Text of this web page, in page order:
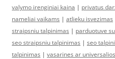
valymo irenginiai kaina | privatus
nameliai vaikams | atlieku isvezimas
straipsniu talpinimas | parduotuve
seo straipsniu talpinimas | seo
talpinimas | vasarines ar universalios